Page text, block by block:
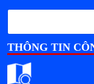
THÔNG TIN